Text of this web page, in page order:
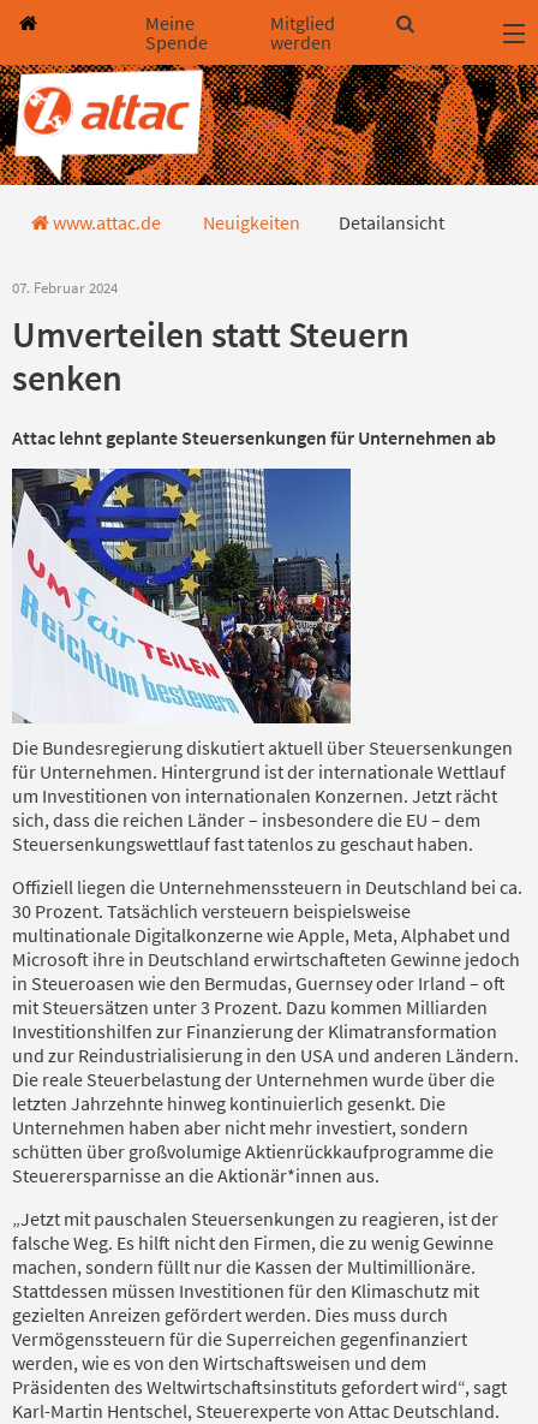
Direkt zum Hauptinhalt springen
Direkt zur Haupt-Navigation springen
Direkt zur Service-Navigation springen
Direkt zur Footer-Navigation springen
Direkt zum Footerinhalt springen
Meine
Spende
Mitglied
werden
Detailansicht
www.attac.de Neuigkeiten Detailansicht
07. Februar 2024
Umverteilen statt Steuern
senken
Attac lehnt geplante Steuersenkungen für Unternehmen ab
Die Bundesregierung diskutiert aktuell über Steuersenkungen
für Unternehmen. Hintergrund ist der internationale Wettlauf
um Investitionen von internationalen Konzernen. Jetzt rächt
sich, dass die reichen Länder – insbesondere die EU – dem
Steuersenkungswettlauf fast tatenlos zu geschaut haben.
Offiziell liegen die Unternehmenssteuern in Deutschland bei ca.
30 Prozent. Tatsächlich versteuern beispielsweise
multinationale Digitalkonzerne wie Apple, Meta, Alphabet und
Microsoft ihre in Deutschland erwirtschafteten Gewinne jedoch
in Steueroasen wie den Bermudas, Guernsey oder Irland – oft
mit Steuersätzen unter 3 Prozent. Dazu kommen Milliarden
Investitionshilfen zur Finanzierung der Klimatransformation
und zur Reindustrialisierung in den USA und anderen Ländern.
Die reale Steuerbelastung der Unternehmen wurde über die
letzten Jahrzehnte hinweg kontinuierlich gesenkt. Die
Unternehmen haben aber nicht mehr investiert, sondern
schütten über großvolumige Aktienrückkaufprogramme die
Steuerersparnisse an die Aktionär*innen aus.
„Jetzt mit pauschalen Steuersenkungen zu reagieren, ist der
falsche Weg. Es hilft nicht den Firmen, die zu wenig Gewinne
machen, sondern füllt nur die Kassen der Multimillionäre.
Stattdessen müssen Investitionen für den Klimaschutz mit
gezielten Anreizen gefördert werden. Dies muss durch
Vermögenssteuern für die Superreichen gegenfinanziert
werden, wie es von den Wirtschaftsweisen und dem
Präsidenten des Weltwirtschaftsinstituts gefordert wird“, sagt
Karl-Martin Hentschel, Steuerexperte von Attac Deutschland.